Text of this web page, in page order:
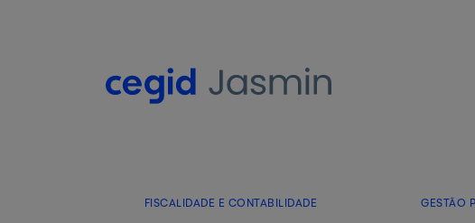
FISCALIDADE E CONTABILIDADE GESTÃO